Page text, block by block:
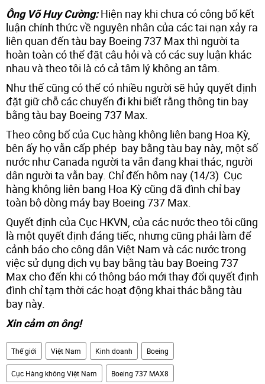
Ông Võ Huy Cường:Hiện nay khi chưa có công bố kết
luận chính thức về nguyên nhân của các tai nạn xảy ra
liên quan đến tàu bay Boeing 737 Max thì người ta
hoàn toàn có thể đặt câu hỏi và có các suy luận khác
nhau và theo tôi là có cả tâm lý không an tâm.
Như thế cũng có thể có nhiều người sẽ hủy quyết định
đặt giữ chỗ các chuyến đi khi biết rằng thông tin bay
bằng tàu bay Boeing 737 Max.
Theo công bố của Cục hàng không liên bang Hoa Kỳ,
bên ấy họ vẫn cấp phép bay bằng tàu bay này, một số
nước như Canada người ta vẫn đang khai thác, người
dân người ta vẫn bay. Chỉ đến hôm nay (14/3) Cục
hàng không liên bang Hoa Kỳ cũng đã đình chỉ bay
toàn bộ dòng máy bay Boeing 737 Max.
Quyết định của Cục HKVN, của các nước theo tôi cũng
là một quyết định đáng tiếc, nhưng cũng phải làm để
cảnh báo cho công dân Việt Nam và các nước trong
việc sử dụng dịch vụ bay bằng tàu bay Boeing 737
Max cho đến khi có thông báo mới thay đổi quyết định
đình chỉ tạm thời các hoạt động khai thác bằng tàu
bay này.
Xin cảm ơn ông!
Thế giới Việt Nam Kinh doanh Boeing
Cục Hàng không Việt Nam Boeing 737 MAX8